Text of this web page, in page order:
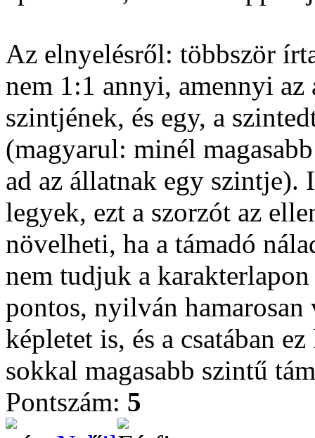
Az elnyelésről: többször
nem 1:1 annyi, amennyi
szintjének, és egy, a
(magyarul: minél
ad az állatnak egy szintje).
legyek, ezt a szorzót az
növelheti, ha a támadó
nem tudjuk a
pontos, nyilván
képletet is, és a csatában
sokkal magasabb szintű
Pontszám: 5